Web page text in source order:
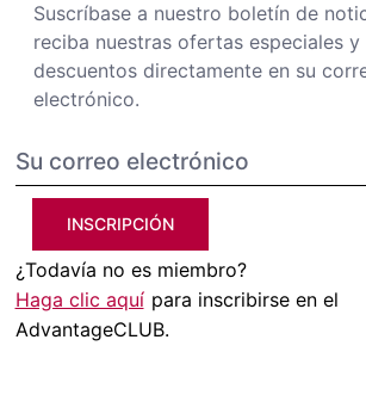
Suscríbase a nuestro boletín de
reciba nuestras ofertas especiales y
descuentos directamente en su
electrónico.
INSCRIPCIÓN
¿Todavía no es miembro?
Haga clic aquí para inscribirse en el
AdvantageCLUB.